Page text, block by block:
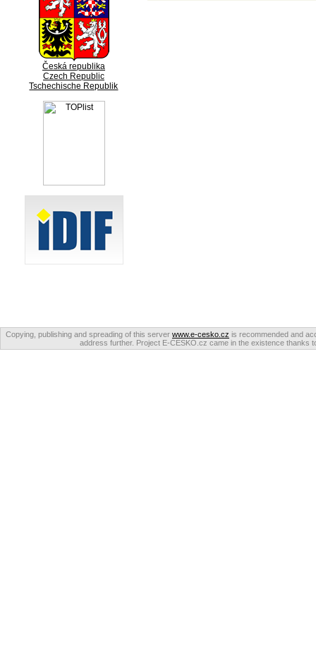
Česká republika
Czech Republic
Tschechische Republik
Copying, publishing and spreading of this server www.e-cesko.cz is recommended and
address further. Project E-CESKO.cz came in the existence thanks